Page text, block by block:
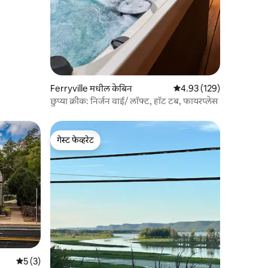
Ferryville मधील केबिन 5 पैकी 4.93 सरासरी रेटिंग,
4.93 (129)
छुप्या क्रीक: निर्जन वाई/ लॉफ्ट, हॉट टब, फायरप्लेस
5 पैकी 5 सरासरी रेटिंग, 3 रिव्ह्यूज
5 (3)
गेस्ट फेव्हरेट
गेस्ट फेव्हरेट